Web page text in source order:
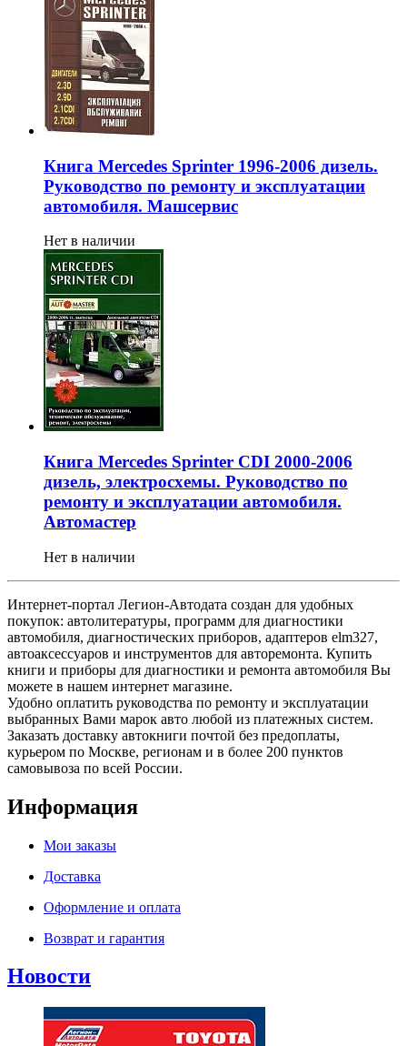
Книга Mercedes Sprinter 1996-2006 дизель.
Руководство по ремонту и эксплуатации
автомобиля. Машсервис
Нет в наличии
Книга Mercedes Sprinter CDI 2000-2006
дизель, электросхемы. Руководство по
ремонту и эксплуатации автомобиля.
Автомастер
Нет в наличии
Интернет-портал Легион-Автодата создан для удобных
покупок: автолитературы, программ для диагностики
автомобиля, диагностических приборов, адаптеров elm327,
автоаксессуаров и инструментов для авторемонта. Купить
книги и приборы для диагностики и ремонта автомобиля Вы
можете в нашем интернет магазине.
Удобно оплатить руководства по ремонту и эксплуатации
выбранных Вами марок авто любой из платежных систем.
Заказать доставку автокниги почтой без предоплаты,
курьером по Москве, регионам и в более 200 пунктов
самовывоза по всей России.
Информация
Мои заказы
Доставка
Оформление и оплата
Возврат и гарантия
Новости